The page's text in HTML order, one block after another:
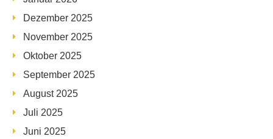
Dezember 2025
November 2025
Oktober 2025
September 2025
August 2025
Juli 2025
Juni 2025